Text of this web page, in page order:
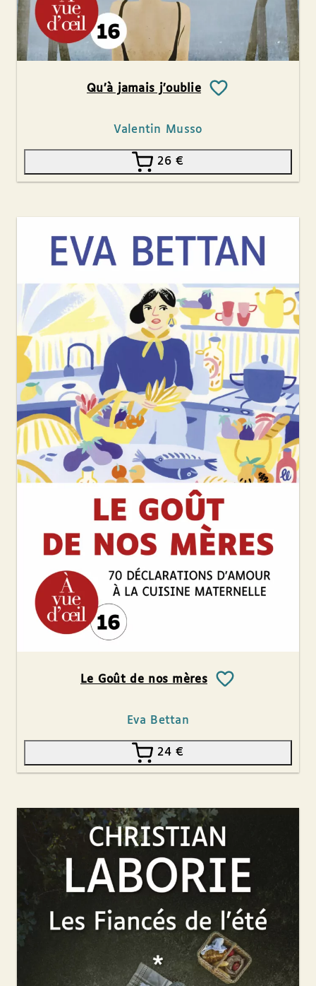
Qu’à jamais j’oublie
Valentin Musso
26€
Le Goût de nos mères
Eva Bettan
24€